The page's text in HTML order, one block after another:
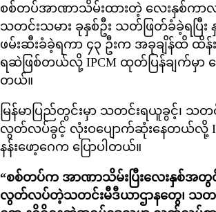
စစ်တပ်အာဏာသိမ်းထားတဲ့ လေးနှစ်ကာ
သတင်းသမား ခုနှစ်ဦး သတ်ဖြတ်ခံခဲ့ရပြီး
ဖမ်းဆီးခံခဲ့ရကာ ၄၃ ဦးက အခုချိန်ထိ ထိန်
ရဆဲဖြစ်တယ်လို့ IPCM ထုတ်ပြန်ချက်မှာ ဖေ
တယ်။
မြန်မာပြည်တွင်းမှာ သတင်းရယူခွင့်၊ သတ
လွတ်လပ်ခွင့် လုံးဝပျောက်ဆုံးနေတယ်လို့
နန်းဖော့ဂေက ပြောပါတယ်။
“စစ်တပ်က အာဏာသိမ်းပြီးလေးနှစ်အတွင်
လွတ်လပ်တဲ့သတင်းမီဒီယာဌာနတွေ၊ သတ